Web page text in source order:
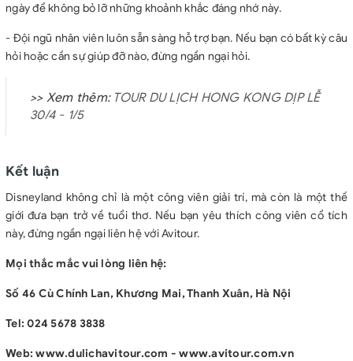
ngày để không bỏ lỡ những khoảnh khắc đáng nhớ này.
- Đội ngũ nhân viên luôn sẵn sàng hỗ trợ bạn. Nếu bạn có bất kỳ câu
hỏi hoặc cần sự giúp đỡ nào, đừng ngần ngại hỏi.
>> Xem thêm: TOUR DU LỊCH HONG KONG DỊP LỄ
30/4 - 1/5
Kết luận
Disneyland không chỉ là một công viên giải trí, mà còn là một thế
giới đưa bạn trở về tuổi thơ. Nếu bạn yêu thích công viên cổ tích
này, đừng ngần ngại liên hệ với Avitour.
Mọi thắc mắc vui lòng liên hệ:
Số 46 Cù Chính Lan, Khương Mai, Thanh Xuân, Hà Nội
Tel: 024 5678 3838
Web: www.dulichavitour.com - www.avitour.com.vn